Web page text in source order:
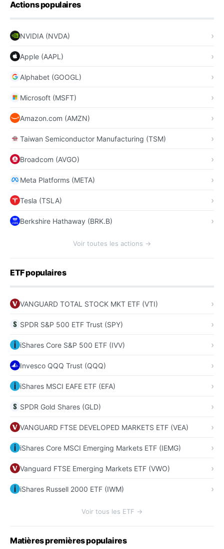
Actions populaires
NVIDIA (NVDA)
Apple (AAPL)
Alphabet (GOOGL)
Microsoft (MSFT)
Amazon.com (AMZN)
Taiwan Semiconductor Manufacturing (TSM)
Broadcom (AVGO)
Meta Platforms (META)
Tesla (TSLA)
Berkshire Hathaway (BRK.B)
Voir toutes les actions →
ETF populaires
VANGUARD TOTAL STOCK MKT ETF (VTI)
SPDR S&P 500 ETF Trust (SPY)
iShares Core S&P 500 ETF (IVV)
Invesco QQQ Trust (QQQ)
iShares MSCI EAFE ETF (EFA)
SPDR Gold Shares (GLD)
VANGUARD FTSE DEVELOPED MARKETS ETF (VEA)
iShares Core MSCI Emerging Markets ETF (IEMG)
Vanguard FTSE Emerging Markets ETF (VWO)
iShares Russell 2000 ETF (IWM)
Voir tous les ETF →
Matières premières populaires